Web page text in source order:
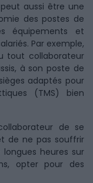
aussi être une
des postes de
équipements et
Par exemple,
tout collaborateur
à son poste de
adaptés pour
(TMS) bien
de se
de ne pas souffrir
heures sur
opter pour des